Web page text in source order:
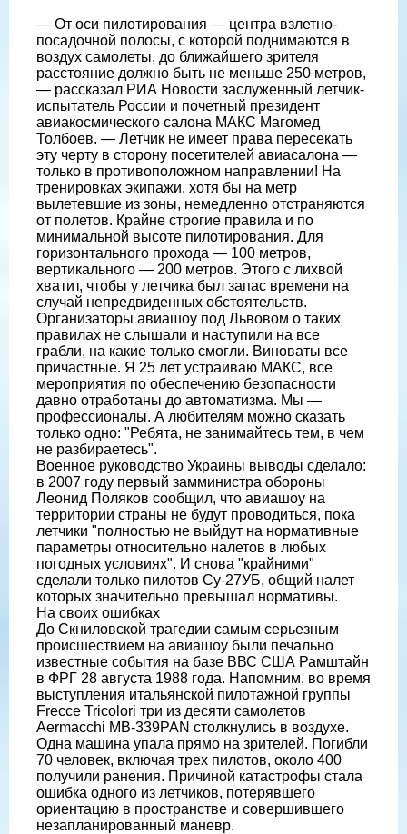
— От оси пилотирования — центра взлетно-
посадочной полосы, с которой поднимаются в
воздух самолеты, до ближайшего зрителя
расстояние должно быть не меньше 250 метров,
— рассказал РИА Новости заслуженный летчик-
испытатель России и почетный президент
авиакосмического салона МАКС Магомед
Толбоев. — Летчик не имеет права пересекать
эту черту в сторону посетителей авиасалона —
только в противоположном направлении! На
тренировках экипажи, хотя бы на метр
вылетевшие из зоны, немедленно отстраняются
от полетов. Крайне строгие правила и по
минимальной высоте пилотирования. Для
горизонтального прохода — 100 метров,
вертикального — 200 метров. Этого с лихвой
хватит, чтобы у летчика был запас времени на
случай непредвиденных обстоятельств.
Организаторы авиашоу под Львовом о таких
правилах не слышали и наступили на все
грабли, на какие только смогли. Виноваты все
причастные. Я 25 лет устраиваю МАКС, все
мероприятия по обеспечению безопасности
давно отработаны до автоматизма. Мы —
профессионалы. А любителям можно сказать
только одно: "Ребята, не занимайтесь тем, в чем
не разбираетесь".
Военное руководство Украины выводы сделало:
в 2007 году первый замминистра обороны
Леонид Поляков сообщил, что авиашоу на
территории страны не будут проводиться, пока
летчики "полностью не выйдут на нормативные
параметры относительно налетов в любых
погодных условиях". И снова "крайними"
сделали только пилотов Су-27УБ, общий налет
которых значительно превышал нормативы.
На своих ошибках
До Скниловской трагедии самым серьезным
происшествием на авиашоу были печально
известные события на базе ВВС США Рамштайн
в ФРГ 28 августа 1988 года. Напомним, во время
выступления итальянской пилотажной группы
Frecce Tricolori три из десяти самолетов
Aermacchi MB-339PAN столкнулись в воздухе.
Одна машина упала прямо на зрителей. Погибли
70 человек, включая трех пилотов, около 400
получили ранения. Причиной катастрофы стала
ошибка одного из летчиков, потерявшего
ориентацию в пространстве и совершившего
незапланированный маневр.